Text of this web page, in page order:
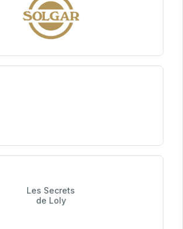
Les Secrets
de Loly